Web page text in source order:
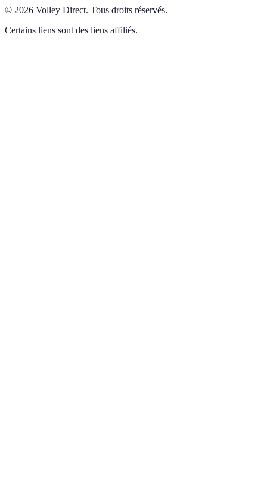
© 2026 Volley Direct. Tous droits réservés.
Certains liens sont des liens affiliés.